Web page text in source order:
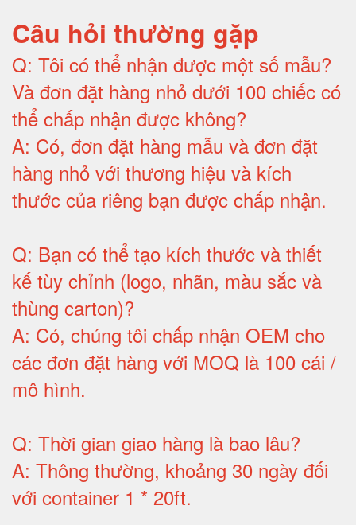
Câu hỏi thường gặp
Q: Tôi có thể nhận được một số mẫu?
Và đơn đặt hàng nhỏ dưới 100 chiếc có
thể chấp nhận được không?
A: Có, đơn đặt hàng mẫu và đơn đặt
hàng nhỏ với thương hiệu và kích
thước của riêng bạn được chấp nhận.
Q: Bạn có thể tạo kích thước và thiết
kế tùy chỉnh (logo, nhãn, màu sắc và
thùng carton)?
A: Có, chúng tôi chấp nhận OEM cho
các đơn đặt hàng với MOQ là 100 cái /
mô hình.
Q: Thời gian giao hàng là bao lâu?
A: Thông thường, khoảng 30 ngày đối
với container 1 * 20ft.